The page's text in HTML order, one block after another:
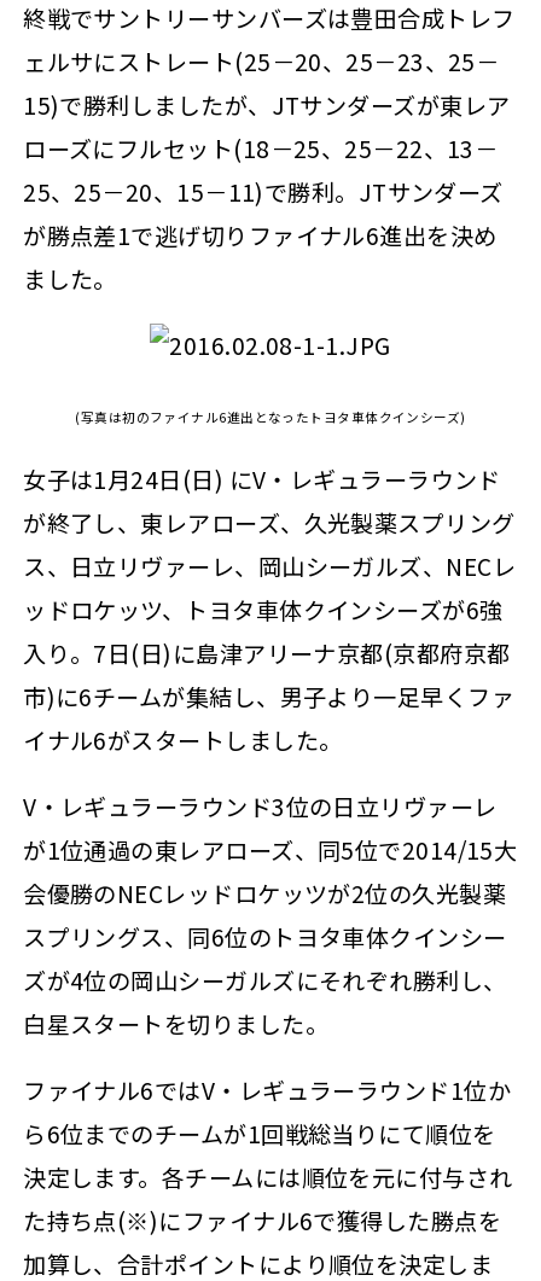
終戦でサントリーサンバーズは豊田合成トレフ
ェルサにストレート(25－20、25－23、25－
15)で勝利しましたが、JTサンダーズが東レア
ローズにフルセット(18－25、25－22、13－
25、25－20、15－11)で勝利。JTサンダーズ
が勝点差1で逃げ切りファイナル6進出を決め
ました。
(写真は初のファイナル6進出となったトヨタ車体クインシーズ)
女子は1月24日(日) にV・レギュラーラウンド
が終了し、東レアローズ、久光製薬スプリング
ス、日立リヴァーレ、岡山シーガルズ、NECレ
ッドロケッツ、トヨタ車体クインシーズが6強
入り。7日(日)に島津アリーナ京都(京都府京都
市)に6チームが集結し、男子より一足早くファ
イナル6がスタートしました。
V・レギュラーラウンド3位の日立リヴァーレ
が1位通過の東レアローズ、同5位で2014/15大
会優勝のNECレッドロケッツが2位の久光製薬
スプリングス、同6位のトヨタ車体クインシー
ズが4位の岡山シーガルズにそれぞれ勝利し、
白星スタートを切りました。
ファイナル6ではV・レギュラーラウンド1位か
ら6位までのチームが1回戦総当りにて順位を
決定します。各チームには順位を元に付与され
た持ち点(※)にファイナル6で獲得した勝点を
加算し、合計ポイントにより順位を決定しま